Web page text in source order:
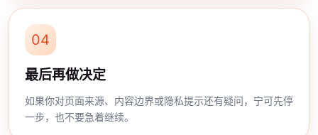
04
最后再做决定
如果你对页面来源、内容边界或隐私提示还有疑问，宁可先停
一步，也不要急着继续。